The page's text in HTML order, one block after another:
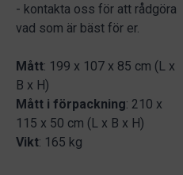
- kontakta oss för att rådgöra
vad som är bäst för er.
Mått: 199 x 107 x 85 cm (L x
B x H)
Mått i förpackning: 210 x
115 x 50 cm (L x B x H)
Vikt: 165 kg